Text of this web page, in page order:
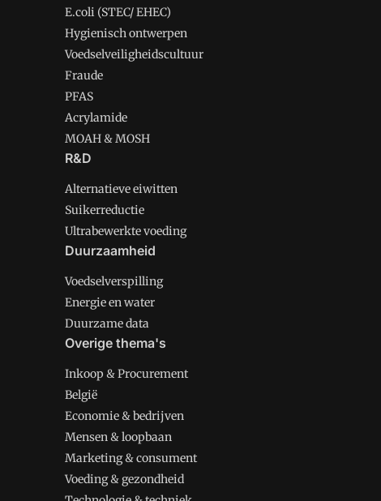
E.coli (STEC/ EHEC)
Hygienisch ontwerpen
Voedselveiligheidscultuur
Fraude
PFAS
Acrylamide
MOAH & MOSH
R&D
Alternatieve eiwitten
Suikerreductie
Ultrabewerkte voeding
Duurzaamheid
Voedselverspilling
Energie en water
Duurzame data
Overige thema's
Inkoop & Procurement
België
Economie & bedrijven
Mensen & loopbaan
Marketing & consument
Voeding & gezondheid